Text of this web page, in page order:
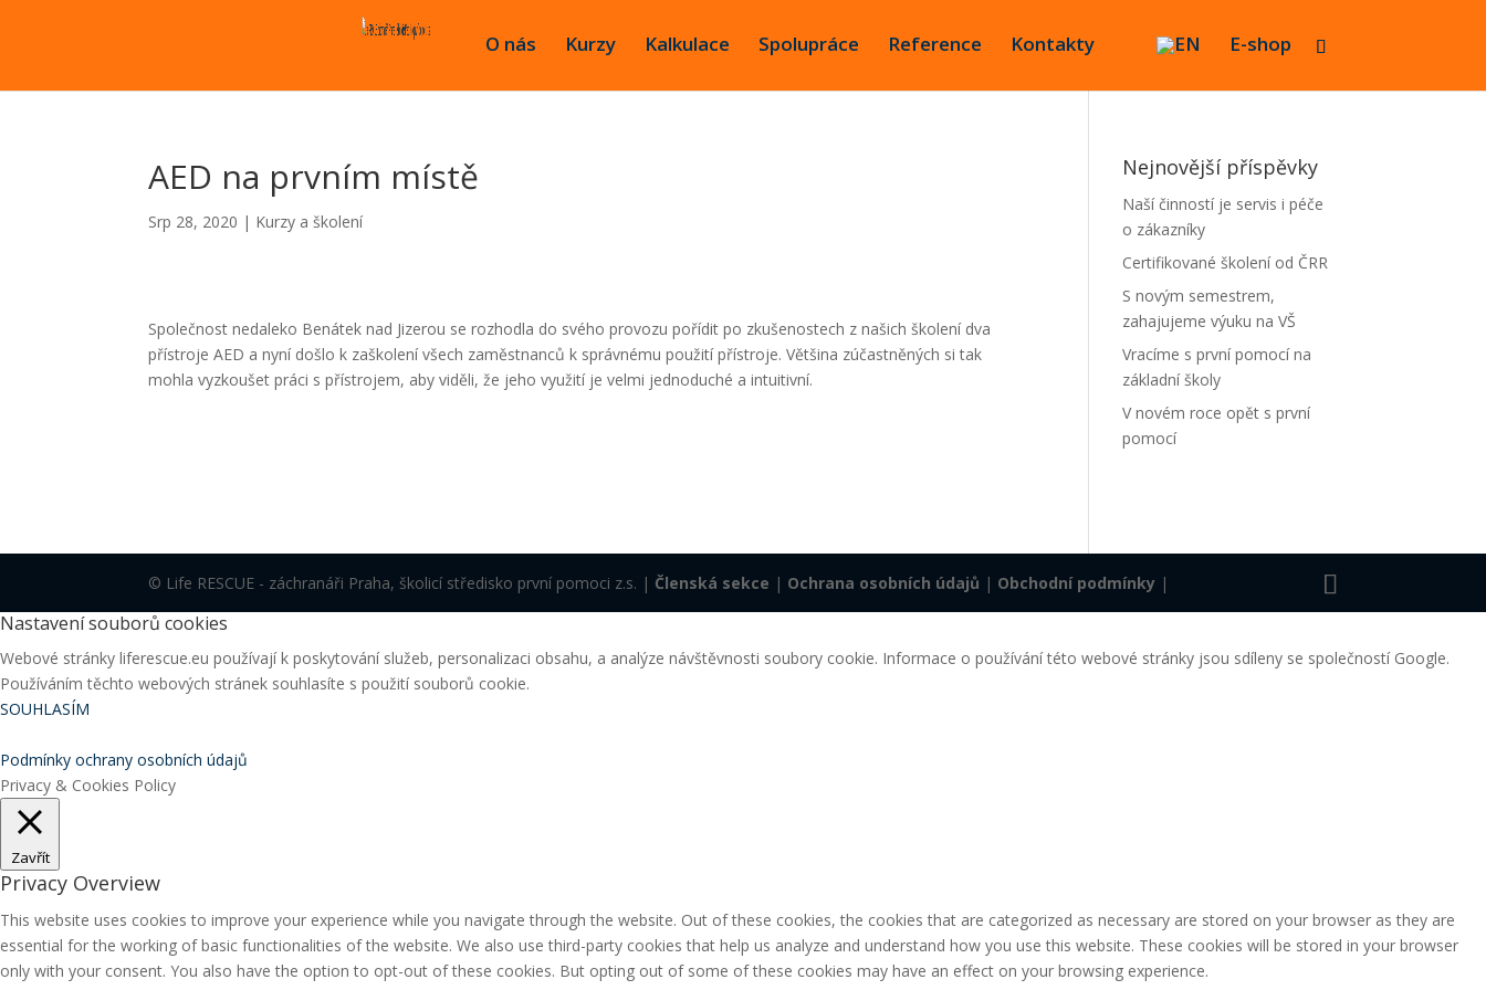
O nás Kurzy Kalkulace Spolupráce Reference Kontakty E-shop
AED na prvním místě
Srp 28, 2020 | Kurzy a školení
Společnost nedaleko Benátek nad Jizerou se rozhodla do svého provozu pořídit po zkušenostech z našich školení dva
přístroje AED a nyní došlo k zaškolení všech zaměstnanců k správnému použití přístroje. Většina zúčastněných si tak
mohla vyzkoušet práci s přístrojem, aby viděli, že jeho využití je velmi jednoduché a intuitivní.
Nejnovější příspěvky
Naší činností je servis i péče
o zákazníky
Certifikované školení od ČRR
S novým semestrem,
zahajujeme výuku na VŠ
Vracíme s první pomocí na
základní školy
V novém roce opět s první
pomocí
© Life RESCUE - záchranáři Praha, školicí středisko první pomoci z.s. | Členská sekce | Ochrana osobních údajů | Obchodní podmínky |
Nastavení souborů cookies
Webové stránky liferescue.eu používají k poskytování služeb, personalizaci obsahu, a analýze návštěvnosti soubory cookie. Informace o používání této webové stránky jsou sdíleny se společností Google.
Používáním těchto webových stránek souhlasíte s použití souborů cookie.
SOUHLASÍM
Podmínky ochrany osobních údajů
Privacy & Cookies Policy
Zavřít
Privacy Overview
This website uses cookies to improve your experience while you navigate through the website. Out of these cookies, the cookies that are categorized as necessary are stored on your browser as they are
essential for the working of basic functionalities of the website. We also use third-party cookies that help us analyze and understand how you use this website. These cookies will be stored in your browser
only with your consent. You also have the option to opt-out of these cookies. But opting out of some of these cookies may have an effect on your browsing experience.